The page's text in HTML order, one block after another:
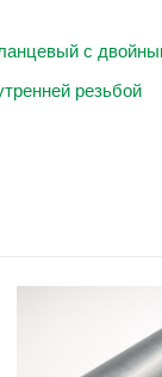
с
резьбой